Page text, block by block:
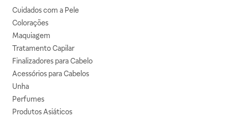
Cuidados com a Pele
Colorações
Maquiagem
Tratamento Capilar
Finalizadores para Cabelo
Acessórios para Cabelos
Unha
Perfumes
Produtos Asiáticos